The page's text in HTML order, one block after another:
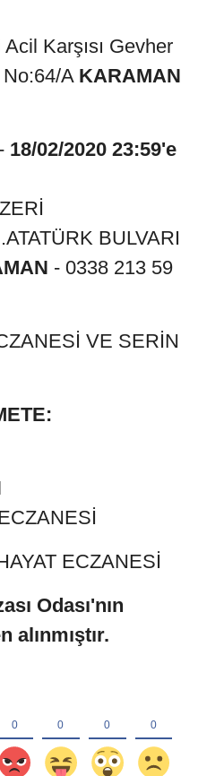
Karşısı Gevher
A KARAMAN
18/02/2020 23:59'e
BULVARI
- 0338 213 59
VE SERİN
ECZANESİ
Odası'nın
alınmıştır.